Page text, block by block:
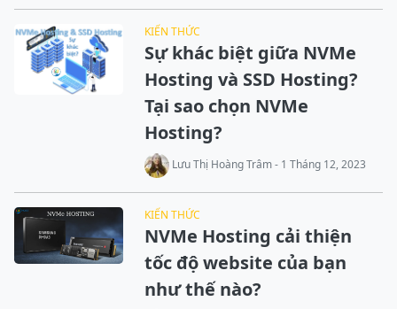
KIẾN THỨC
Sự khác biệt giữa NVMe
Hosting và SSD Hosting?
Tại sao chọn NVMe
Hosting?
Lưu Thị Hoàng Trâm - 1 Tháng 12, 2023
KIẾN THỨC
NVMe Hosting cải thiện
tốc độ website của bạn
như thế nào?